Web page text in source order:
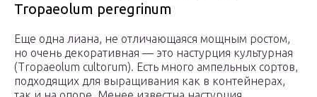
Tropaeolum peregrinum
Еще одна лиана, не отличающаяся мощным ростом,
но очень декоративная — это настурция культурная
(Tropaeolum cultorum). Есть много ампельных сортов,
подходящих для выращивания как в контейнерах,